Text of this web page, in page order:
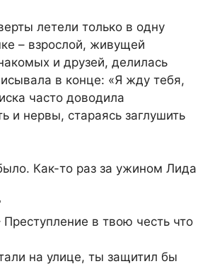
летели только в одну
– взрослой, живущей
и друзей, делилась
в конце: «Я жду тебя,
часто доводила
и нервы, стараясь заглушить
Как-то раз за ужином Лида
в твою честь что
на улице, ты защитил бы